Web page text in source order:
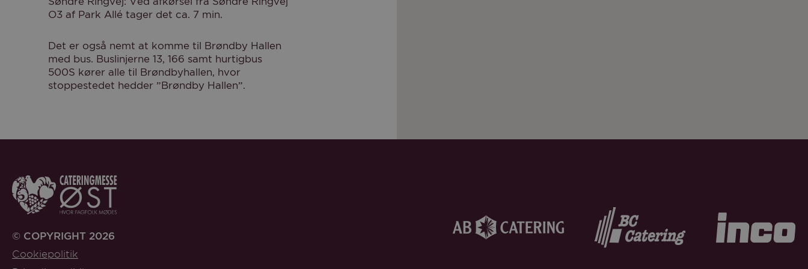
O3 af Park Allé tager det ca. 7 min.
Det er også nemt at komme til Brøndby Hallen
med bus. Buslinjerne 13, 166 samt hurtigbus
500S kører alle til Brøndbyhallen, hvor
stoppestedet hedder ”Brøndby Hallen”.
© COPYRIGHT 2026
Cookiepolitik